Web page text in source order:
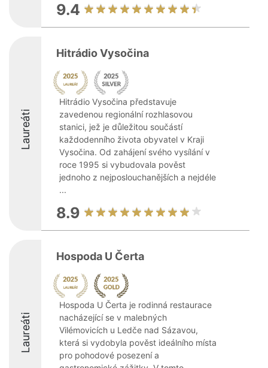
9.4
Laureáti
Hitrádio Vysočina
Hitrádio Vysočina představuje
zavedenou regionální rozhlasovou
stanici, jež je důležitou součástí
každodenního života obyvatel v Kraji
Vysočina. Od zahájení svého vysílání v
roce 1995 si vybudovala pověst
jednoho z nejposlouchanějších a nejdéle
...
8.9
Laureáti
Hospoda U Čerta
Hospoda U Čerta je rodinná restaurace
nacházející se v malebných
Vilémovicích u Ledče nad Sázavou,
která si vydobyla pověst ideálního místa
pro pohodové posezení a